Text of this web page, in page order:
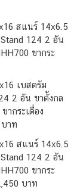
สแนร์ 14x6.5
124 2 อัน
ขากระ
เบสดรัม
2 อัน ขาตั้งกล
ากระเดื่อง
าท
สแนร์ 14x6.5
124 2 อัน
ขากระ
บาท